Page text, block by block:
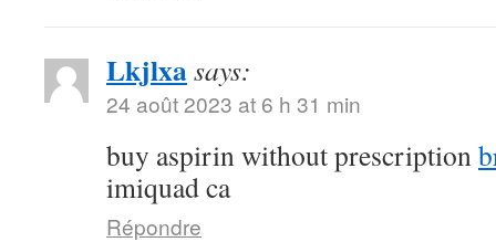
Lkjlxasays:
24 août 2023 at 6 h 31 min
buy aspirin without prescription
imiquad ca
Répondre